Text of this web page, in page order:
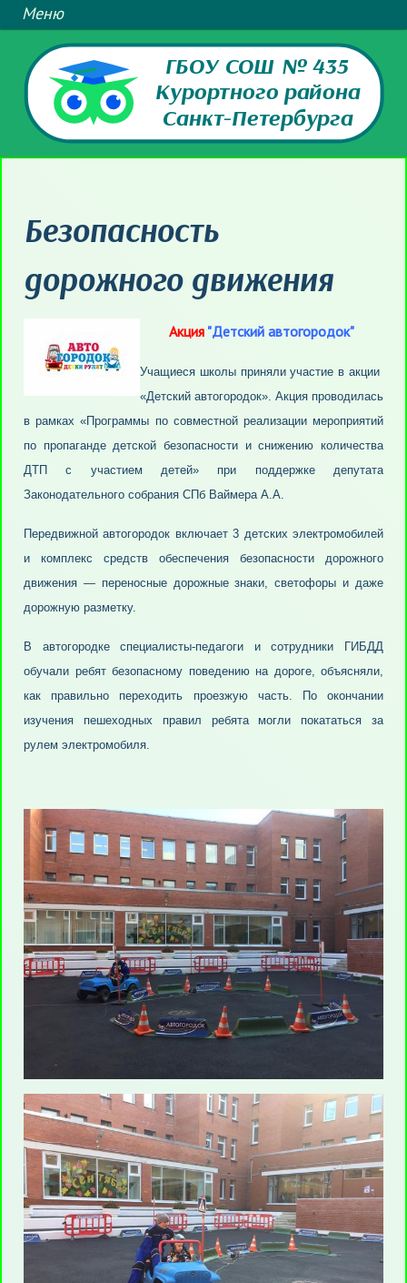
ГБОУ СОШ № 435
Курортного района
Санкт-Петербурга
Безопасность
дорожного движения
Акция "Детский автогородок"
Учащиеся школы приняли участие в акции
«Детский автогородок». Акция проводилась
в рамках «Программы по совместной реализации мероприятий
по пропаганде детской безопасности и снижению количества
ДТП с участием детей» при поддержке депутата
Законодательного собрания СПб Ваймера А.А.
Передвижной автогородок включает 3 детских электромобилей
и комплекс средств обеспечения безопасности дорожного
движения — переносные дорожные знаки, светофоры и даже
дорожную разметку.
В автогородке специалисты-педагоги и сотрудники ГИБДД
обучали ребят безопасному поведению на дороге, объясняли,
как правильно переходить проезжую часть. По окончании
изучения пешеходных правил ребята могли покататься за
рулем электромобиля.